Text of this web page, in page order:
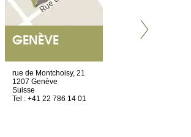
GENÈVE
rue de Montchoisy, 21
1207 Genève
Suisse
Tel : +41 22 786 14 01